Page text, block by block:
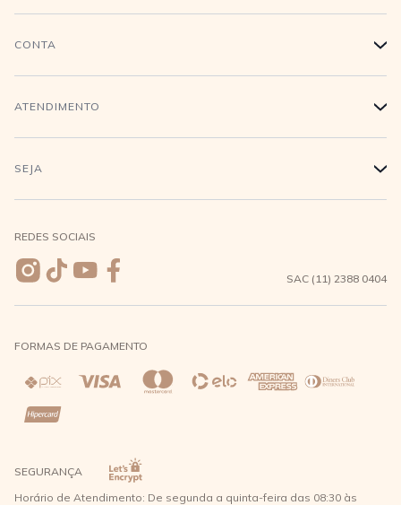
História
Conecte-se
CONTA +
Login
Meus pedidos
Wishlist
ATENDIMENTO +
Compra Segura
Entrega e Frete
Trocas e Devoluções
Política de Privacidade
SEJA +
REDES SOCIAIS
SAC (11) 2388 0404
FORMAS DE PAGAMENTO
SEGURANÇA
Horário de Atendimento: De segunda a quinta-feira das 08:30 às